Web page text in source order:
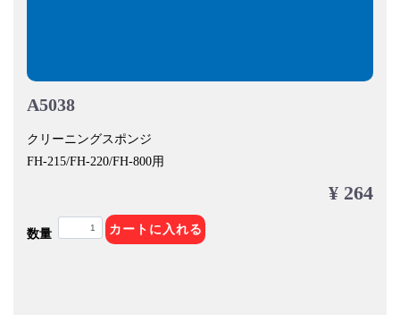
A5038
クリーニングスポンジ
FH-215/FH-220/FH-800用
¥ 264
数量 カートに入れる